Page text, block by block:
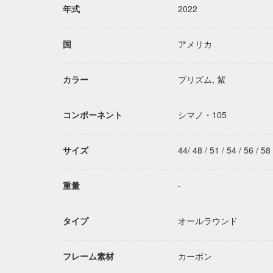
年式 2022
国 アメリカ
カラー プリズム, 紫
コンポーネント シマノ・105
サイズ 44/ 48 / 51 / 54 / 56 / 58
重量 -
タイプ オールラウンド
フレーム素材 カーボン